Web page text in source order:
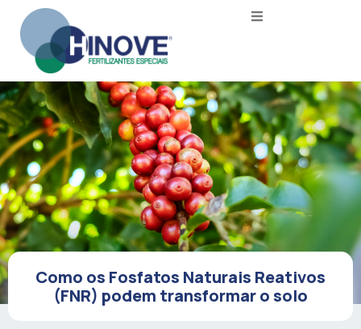
Como os Fosfatos Naturais Reativos
(FNR) podem transformar o solo